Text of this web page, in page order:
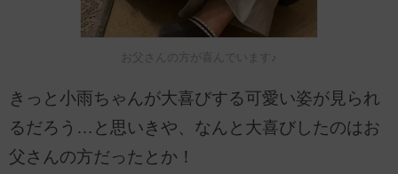
お父さんの方が喜んでいます♪
きっと小雨ちゃんが大喜びする可愛い姿が見られ
るだろう…と思いきや、なんと大喜びしたのはお
父さんの方だったとか！